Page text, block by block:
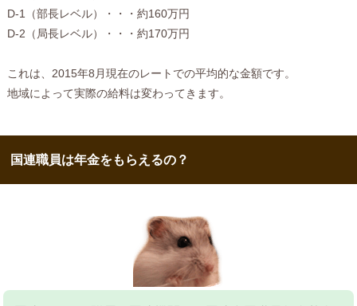
D-1（部長レベル）・・・約160万円
D-2（局長レベル）・・・約170万円
これは、2015年8月現在のレートでの平均的な金額です。
地域によって実際の給料は変わってきます。
国連職員は年金をもらえるの？